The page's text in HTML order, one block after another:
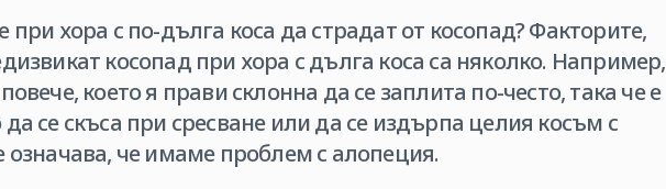
при хора с по-дълга коса да страдат от косопад? Факторите,
косопад при хора с дълга коса са няколко. Например,
което я прави склонна да се заплита по-често, така че е
се скъса при сресване или да се издърпа целия косъм с
означава, че имаме проблем с алопеция.